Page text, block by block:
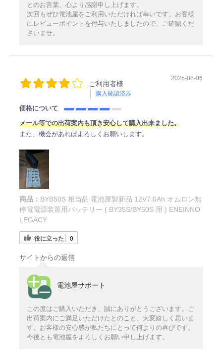
とのお言葉、心より感謝申し上げます。
次回もぜひ電池屋をご利用いただければ幸いです。お客様
にレビューポイントを付与いたしましたので、ご確認くだ
さいませ。
ご利用者様
購入確認済み
2025-08-06
価格について
メール等での出荷案内も頂き安心して購入出来ました。
また、機会があればよろしくお願いします。
商品： BYB50S 相当品 電池屋製新品 12V7.0Ah オムロン無
停電電源装置用バッテリー ( BY35S/BY50S 用 ) ENEINNO
LEGACY
役に立った 0
サイトからの返信
電池屋サポート
この度はご購入いただき、誠にありがとうございます。ご
出荷案内にご満足いただけたとのこと、大変嬉しく思いま
す。お客様の安心感が私たちにとって何よりの喜びです。
今後とも電池屋をよろしくお願い申し上げます。